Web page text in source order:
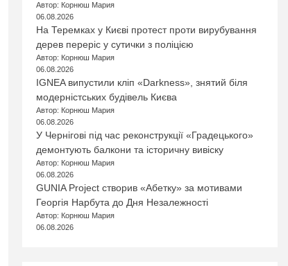
Автор: Корнюш Мария
06.08.2026
На Теремках у Києві протест проти вирубування
дерев переріс у сутички з поліцією
Автор: Корнюш Мария
06.08.2026
IGNEA випустили кліп «Darkness», знятий біля
модерністських будівель Києва
Автор: Корнюш Мария
06.08.2026
У Чернігові під час реконструкції «Градецького»
демонтують балкони та історичну вивіску
Автор: Корнюш Мария
06.08.2026
GUNIA Project створив «Абетку» за мотивами
Георгія Нарбута до Дня Незалежності
Автор: Корнюш Мария
06.08.2026